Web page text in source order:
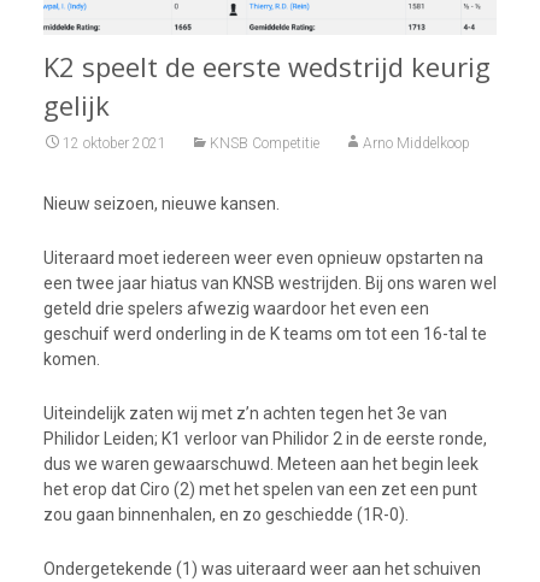
K2 speelt de eerste wedstrijd keurig
gelijk
12 oktober 2021 KNSB Competitie Arno Middelkoop
Nieuw seizoen, nieuwe kansen.
Uiteraard moet iedereen weer even opnieuw opstarten na
een twee jaar hiatus van KNSB westrijden. Bij ons waren wel
geteld drie spelers afwezig waardoor het even een
geschuif werd onderling in de K teams om tot een 16-tal te
komen.
Uiteindelijk zaten wij met z’n achten tegen het 3e van
Philidor Leiden; K1 verloor van Philidor 2 in de eerste ronde,
dus we waren gewaarschuwd. Meteen aan het begin leek
het erop dat Ciro (2) met het spelen van een zet een punt
zou gaan binnenhalen, en zo geschiedde (1R-0).
Ondergetekende (1) was uiteraard weer aan het schuiven